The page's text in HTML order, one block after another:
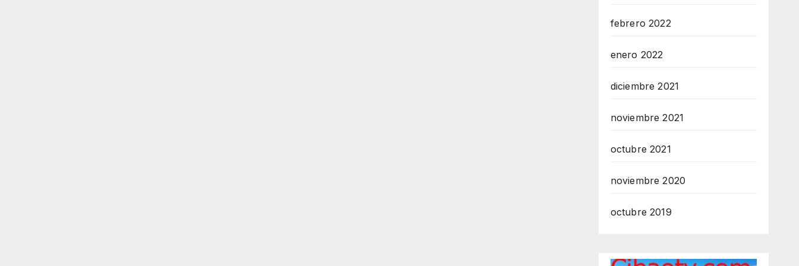
febrero 2022
enero 2022
diciembre 2021
noviembre 2021
octubre 2021
noviembre 2020
octubre 2019